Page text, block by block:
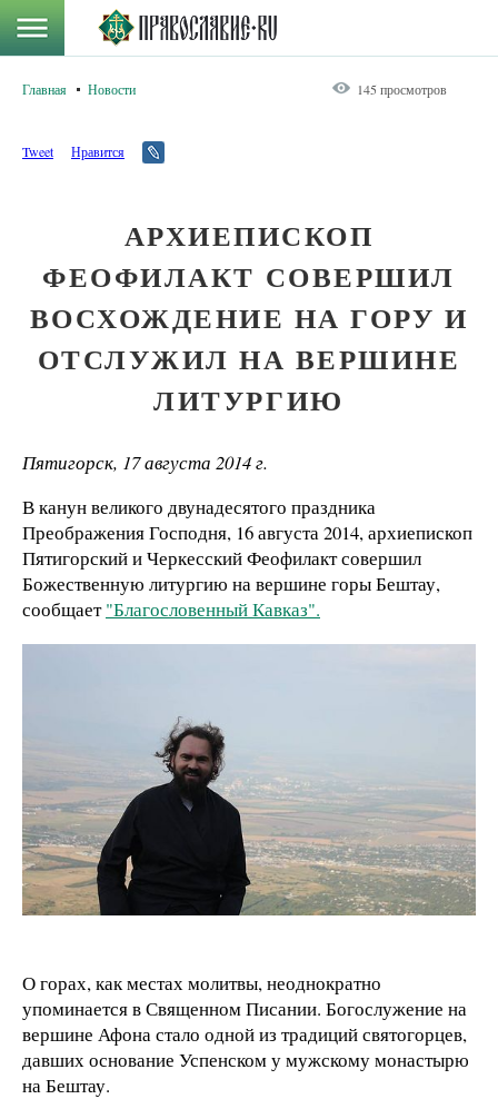
Главная Новости 145 просмотров
Tweet Нравится
АРХИЕПИСКОП
ФЕОФИЛАКТ СОВЕРШИЛ
ВОСХОЖДЕНИЕ НА ГОРУ И
ОТСЛУЖИЛ НА ВЕРШИНЕ
ЛИТУРГИЮ
Пятигорск, 17 августа 2014 г.
В канун великого двунадесятого праздника
Преображения Господня, 16 августа 2014, архиепископ
Пятигорский и Черкесский Феофилакт совершил
Божественную литургию на вершине горы Бештау,
сообщает"Благословенный Кавказ".
О горах, как местах молитвы, неоднократно
упоминается в Священном Писании. Богослужение на
вершине Афона стало одной из традиций святогорцев,
давших основание Успенском у мужскому монастырю
на Бештау.